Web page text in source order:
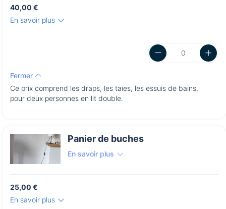
40,00 €
En savoir plus
Fermer
Ce prix comprend les draps, les taies, les essuis de bains,
pour deux personnes en lit double.
Panier de buches
En savoir plus
25,00 €
En savoir plus